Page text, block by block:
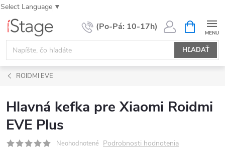
Select Language ▼
Prejsť
obsah
HĽADAŤ
KOŠÍK
ROIDMI EVE
Hlavná kefka pre Xiaomi Roidmi
EVE Plus
Neohodnotené Podrobnosti hodnotenia